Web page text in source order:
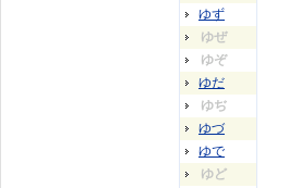
ゆず
ゆぜ
ゆぞ
ゆだ
ゆぢ
ゆづ
ゆで
ゆど